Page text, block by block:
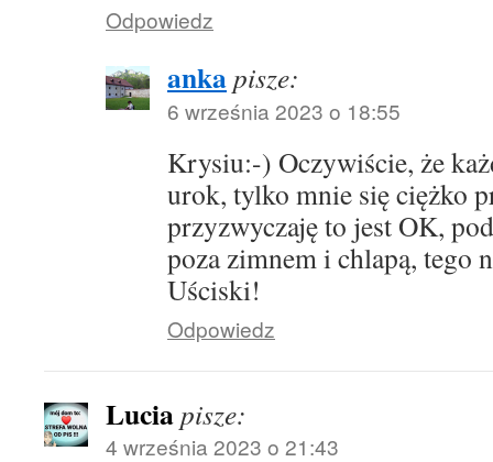
Odpowiedz
ankapisze:
6 września 2023 o 18:55
Krysiu:-) Oczywiście, że
urok, tylko mnie się ciężko
przyzwyczaję to jest OK,
poza zimnem i chlapą, tego
Uściski!
Odpowiedz
Luciapisze:
4 września 2023 o 21:43